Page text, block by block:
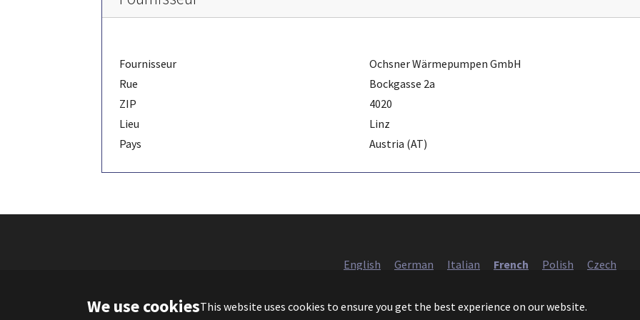
We use cookiesThis website uses cookies to ensure you get the best experience on our website.
Fournisseur
Ochsner Wärmepumpen GmbH
Rue
Bockgasse 2a
ZIP
4020
Lieu
Linz
Pays
Austria (AT)
English German Italian French Polish
Czech